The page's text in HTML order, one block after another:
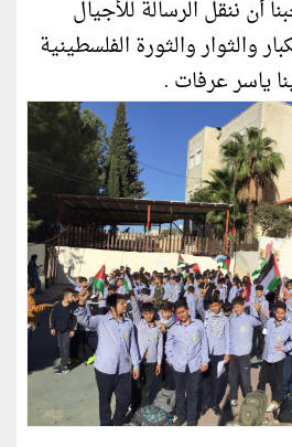
أن ننقل الرسالة للأجيال
والثوار والثورة الفلسطينية
ياسر عرفات .